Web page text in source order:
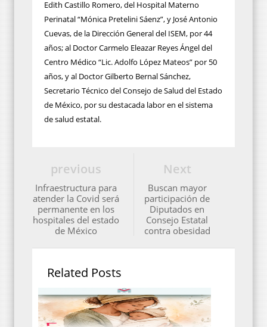
Edith Castillo Romero, del Hospital Materno
Perinatal “Mónica Pretelini Sáenz”, y José Antonio
Cuevas, de la Dirección General del ISEM, por 44
años; al Doctor Carmelo Eleazar Reyes Ángel del
Centro Médico “Lic. Adolfo López Mateos” por 50
años, y al Doctor Gilberto Bernal Sánchez,
Secretario Técnico del Consejo de Salud del Estado
de México, por su destacada labor en el sistema
de salud estatal.
Next
Buscan mayor
participación de
Diputados en
Consejo Estatal
contra obesidad
previous
Infraestructura para
atender la Covid será
permanente en los
hospitales del estado
de México
Related Posts